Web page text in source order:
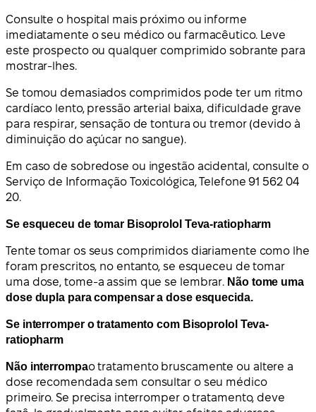
Consulte o hospital mais próximo ou informe
imediatamente o seu médico ou farmacêutico. Leve
este prospecto ou qualquer comprimido sobrante para
mostrar-lhes.
Se tomou demasiados comprimidos pode ter um ritmo
cardíaco lento, pressão arterial baixa, dificuldade grave
para respirar, sensação de tontura ou tremor (devido à
diminuição do açúcar no sangue).
Em caso de sobredose ou ingestão acidental, consulte o
Serviço de Informação Toxicológica, Telefone 91 562 04
20.
Se esqueceu de tomar Bisoprolol Teva-ratiopharm
Tente tomar os seus comprimidos diariamente como lhe
foram prescritos, no entanto, se esqueceu de tomar
uma dose, tome-a assim que se lembrar. Não tome uma
dose dupla para compensar a dose esquecida.
Se interromper o tratamento com Bisoprolol Teva-
ratiopharm
Não interrompao tratamento bruscamente ou altere a
dose recomendada sem consultar o seu médico
primeiro. Se precisa interromper o tratamento, deve